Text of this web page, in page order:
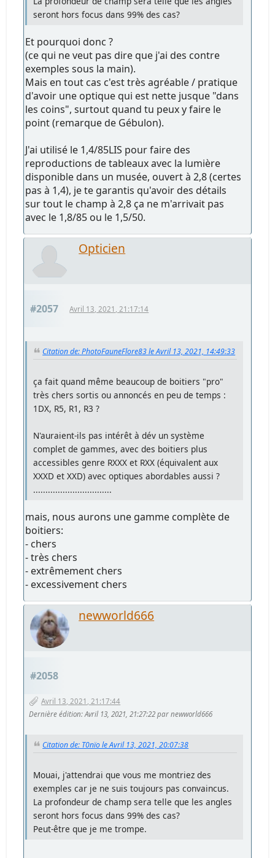
seront hors focus dans 99% des cas?
Et pourquoi donc ?
(ce qui ne veut pas dire que j'ai des contre
exemples sous la main).
Mais en tout cas c'est très agréable / pratique
d'avoir une optique qui est nette jusque "dans
les coins", surtout quand tu peux y faire le
point (remarque de Gébulon).
J'ai utilisé le 1,4/85LIS pour faire des
reproductions de tableaux avec la lumière
disponible dans un musée, ouvert à 2,8 (certes
pas à 1,4), je te garantis qu'avoir des détails
sur tout le champ à 2,8 ça ne m'arrivait pas
avec le 1,8/85 ou le 1,5/50.
Opticien
#2057 Avril 13, 2021, 21:17:14
Citation de: PhotoFauneFlore83 le Avril 13, 2021, 14:49:33
ça fait quand même beaucoup de boitiers "pro"
très chers sortis ou annoncés en peu de temps :
1DX, R5, R1, R3 ?
N'auraient-ils pas intérêt à dév un système
complet de gammes, avec des boitiers plus
accessibles genre RXXX et RXX (équivalent aux
XXXD et XXD) avec optiques abordables aussi ?
................................
mais, nous aurons une gamme complète de
boitiers:
- chers
- très chers
- extrêmement chers
- excessivement chers
newworld666
#2058
Avril 13, 2021, 21:17:44
Dernière édition: Avril 13, 2021, 21:27:22 par newworld666
Citation de: T0nïo le Avril 13, 2021, 20:07:38
Mouai, j'attendrai que vous me montriez des
exemples car je ne suis toujours pas convaincus.
La profondeur de champ sera telle que les angles
seront hors focus dans 99% des cas?
Peut-être que je me trompe.